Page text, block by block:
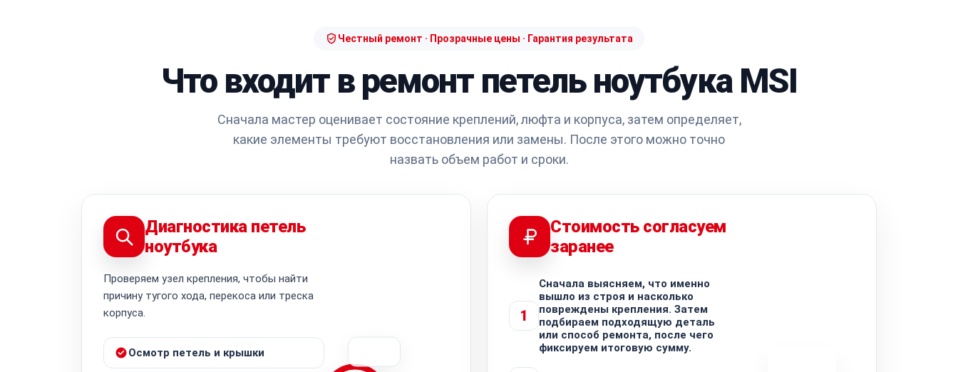
Честный ремонт · Прозрачные цены · Гарантия результата
Что входит в ремонт петель ноутбука MSI
Сначала мастер оценивает состояние креплений, люфта и корпуса, затем определяет,
какие элементы требуют восстановления или замены. После этого можно точно
назвать объем работ и сроки.
Диагностика петель
ноутбука
Проверяем узел крепления, чтобы найти
причину тугого хода, перекоса или треска
корпуса.
Осмотр петель и крышки
Стоимость согласуем
заранее
1
Сначала выясняем, что именно
вышло из строя и насколько
повреждены крепления. Затем
подбираем подходящую деталь
или способ ремонта, после чего
фиксируем итоговую сумму.